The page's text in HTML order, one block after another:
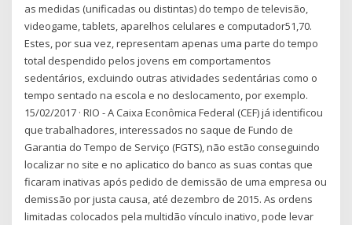
as medidas (unificadas ou distintas) do tempo de televisão,
videogame, tablets, aparelhos celulares e computador51,70.
Estes, por sua vez, representam apenas uma parte do tempo
total despendido pelos jovens em comportamentos
sedentários, excluindo outras atividades sedentárias como o
tempo sentado na escola e no deslocamento, por exemplo.
15/02/2017 · RIO - A Caixa Econômica Federal (CEF) já identificou
que trabalhadores, interessados no saque de Fundo de
Garantia do Tempo de Serviço (FGTS), não estão conseguindo
localizar no site e no aplicatico do banco as suas contas que
ficaram inativas após pedido de demissão de uma empresa ou
demissão por justa causa, até dezembro de 2015. As ordens
limitadas colocados pela multidão vínculo inativo, pode levar